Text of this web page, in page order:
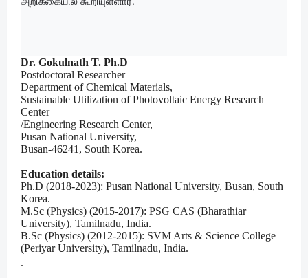
Dr. Gokulnath T. Ph.D
Postdoctoral Researcher
Department of Chemical Materials,
Sustainable Utilization of Photovoltaic Energy Research
Center
/Engineering Research Center,
Pusan National University,
Busan-46241, South Korea.
Education details:
Ph.D (2018-2023): Pusan National University, Busan, South
Korea.
M.Sc (Physics) (2015-2017): PSG CAS (Bharathiar
University), Tamilnadu, India.
B.Sc (Physics) (2012-2015): SVM Arts & Science College
(Periyar University), Tamilnadu, India.